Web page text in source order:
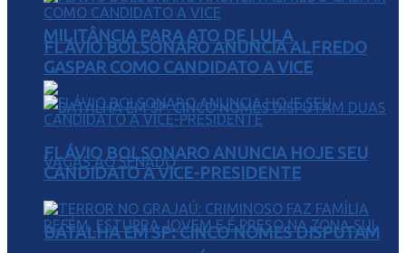
MILITÂNCIA PARA ATO DE LULA
BATALHA EM SP: CINCO NOMES DISPUTAM
FLÁVIO BOLSONARO ANUNCIA ALFREDO
GASPAR COMO CANDIDATO A VICE
FLÁVIO BOLSONARO ANUNCIA HOJE SEU
CANDIDATO A VICE-PRESIDENTE